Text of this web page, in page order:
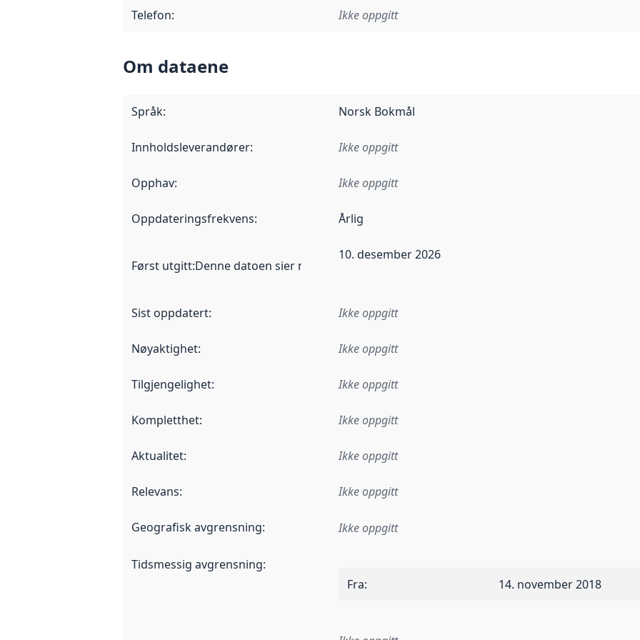
Telefon: Ikke oppgitt
Om dataene
Språk: Norsk Bokmål
Innholdsleverandører: Ikke oppgitt
Opphav: Ikke oppgitt
Oppdateringsfrekvens: Årlig
Først utgitt:Denne datoen sier når dataene i dette datasettet første gang ble utgitt. Det kan
10. desember 2026
Sist oppdatert: Ikke oppgitt
Nøyaktighet: Ikke oppgitt
Tilgjengelighet: Ikke oppgitt
Kompletthet: Ikke oppgitt
Aktualitet: Ikke oppgitt
Relevans: Ikke oppgitt
Geografisk avgrensning: Ikke oppgitt
Tidsmessig avgrensning:
Fra: 14. november 2018